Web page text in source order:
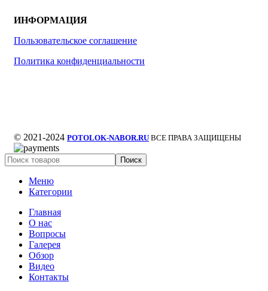
ИНФОРМАЦИЯ
Пользовательское соглашение
Политика конфиденциальности
© 2021-2024 POTOLOK-NABOR.RU ВСЕ ПРАВА ЗАЩИЩЕНЫ
Поиск
Меню
Категории
Главная
О нас
Вопросы
Галерея
Обзор
Видео
Контакты